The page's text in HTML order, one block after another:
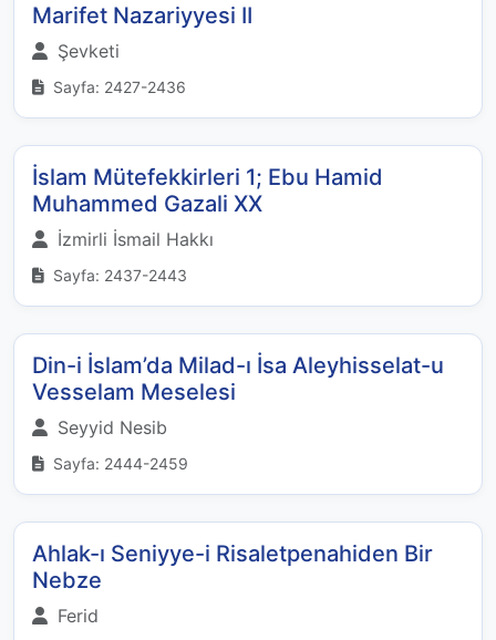
Marifet Nazariyyesi II
Şevketi
Sayfa: 2427-2436
İslam Mütefekkirleri 1; Ebu Hamid
Muhammed Gazali XX
İzmirli İsmail Hakkı
Sayfa: 2437-2443
Din-i İslam’da Milad-ı İsa Aleyhisselat-u
Vesselam Meselesi
Seyyid Nesib
Sayfa: 2444-2459
Ahlak-ı Seniyye-i Risaletpenahiden Bir
Nebze
Ferid